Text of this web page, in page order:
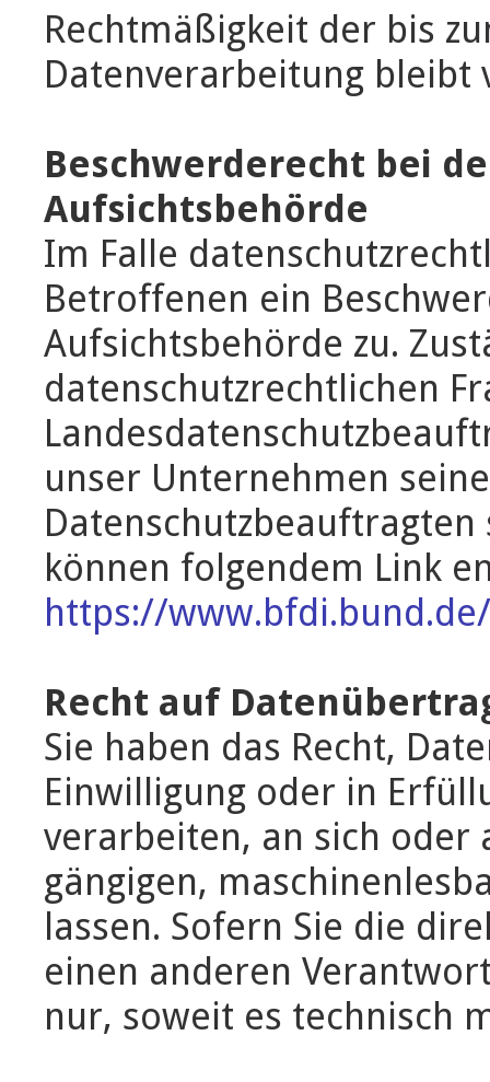
Rechtmäßigkeit der bis
Datenverarbeitung
Beschwerderecht bei
Aufsichtsbehörde
Im Falle
Betroffenen ein
Aufsichtsbehörde zu.
datenschutzrechtlichen
unser Unternehmen
können folgendem Link
https://
Recht auf
Sie haben das Recht,
Einwilligung oder in
verarbeiten, an sich
gängigen,
lassen. Sofern Sie die
einen anderen
nur, soweit es technisch